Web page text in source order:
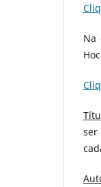
Na
ser